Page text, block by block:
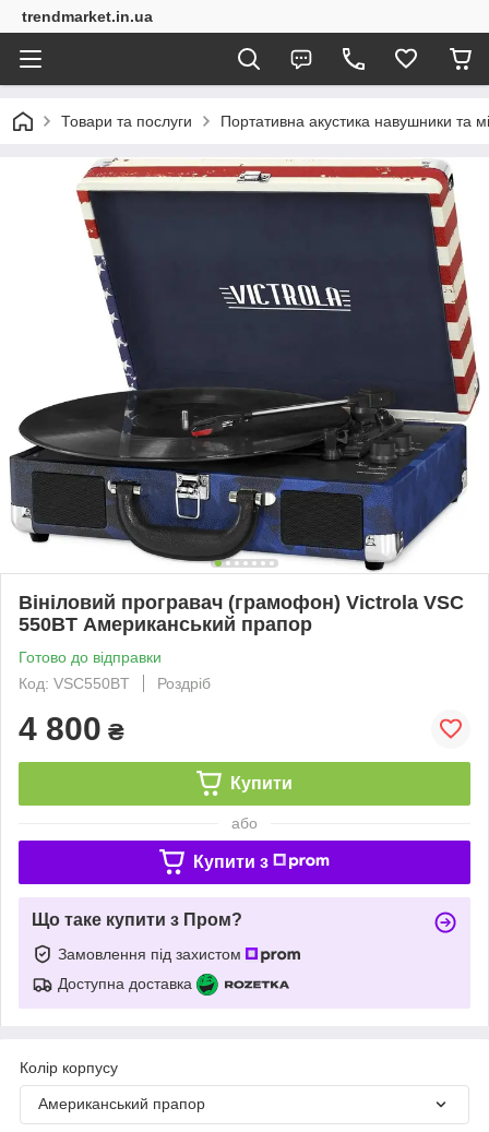
trendmarket.in.ua
Товари та послуги Портативна акустика навушники та
Вініловий програвач (грамофон) Victrola VSC
550BT Американський прапор
Готово до відправки
Код: VSC550BT
Роздріб
4 800 ₴
Купити
або
Купити з
Що таке купити з Пром?
Замовлення під захистом
Доступна доставка
Колір корпусу
Американський прапор